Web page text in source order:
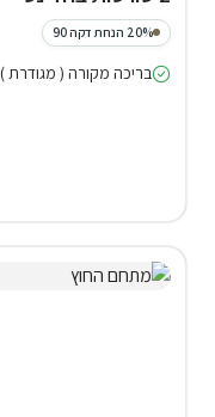
20% הנחת דקה 90
בריכה מקורה ( מגודרת )